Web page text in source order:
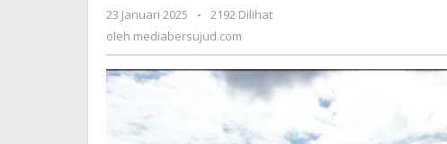
23 Januari 2025
oleh
mediabersujud.com
-
2192 Dilihat
oleh mediabersujud.com